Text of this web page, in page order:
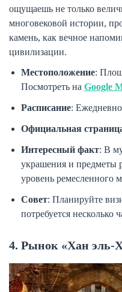
ощущаешь не только
многовековой истории,
камень, как вечное
цивилизации.
Местоположение:
Посмотреть на Google
Расписание:
Официальная
Интересный факт: В
украшения и предметы
уровень ремесленного
Совет: Планируйте
потребуется несколько
4. Рынок «Хан эль-